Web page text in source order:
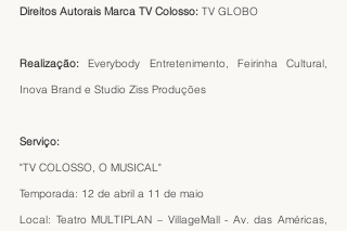
Direitos Autorais Marca TV Colosso: TV GLOBO
Realização: Everybody Entretenimento, Feirinha Cultural,
Inova Brand e Studio Ziss Produções
Serviço:
"TV COLOSSO, O MUSICAL"
Temporada: 12 de abril a 11 de maio
Local: Teatro MULTIPLAN – VillageMall - Av. das Américas,